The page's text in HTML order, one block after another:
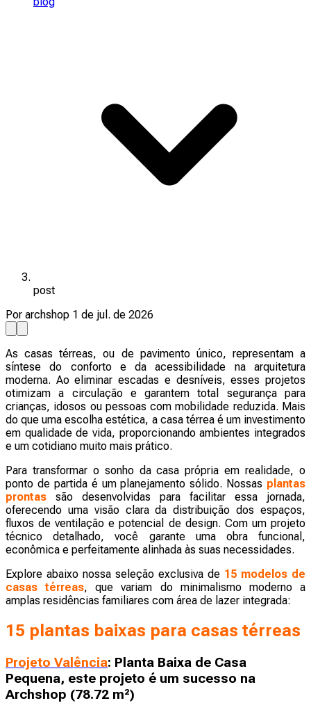
post
Por archshop 1 de jul. de 2026
As casas térreas, ou de pavimento único, representam a
síntese do conforto e da acessibilidade na arquitetura
moderna. Ao eliminar escadas e desníveis, esses projetos
otimizam a circulação e garantem total segurança para
crianças, idosos ou pessoas com mobilidade reduzida. Mais
do que uma escolha estética, a casa térrea é um investimento
em qualidade de vida, proporcionando ambientes integrados
e um cotidiano muito mais prático.
Para transformar o sonho da casa própria em realidade, o
ponto de partida é um planejamento sólido. Nossas plantas
prontas são desenvolvidas para facilitar essa jornada,
oferecendo uma visão clara da distribuição dos espaços,
fluxos de ventilação e potencial de design. Com um projeto
técnico detalhado, você garante uma obra funcional,
econômica e perfeitamente alinhada às suas necessidades.
Explore abaixo nossa seleção exclusiva de 15 modelos de
casas térreas, que variam do minimalismo moderno a
amplas residências familiares com área de lazer integrada:
15 plantas baixas para casas térreas
Projeto Valência: Planta Baixa de Casa
Pequena, este projeto é um sucesso na
Archshop (78.72 m²)